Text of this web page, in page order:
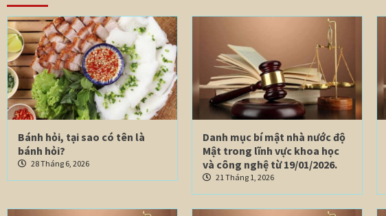
Bánh hỏi, tại sao có tên là
bánh hỏi?
28 Tháng 6, 2026
Danh mục bí mật nhà nước độ
Mật trong lĩnh vực khoa học
và công nghệ từ 19/01/2026.
21 Tháng 1, 2026